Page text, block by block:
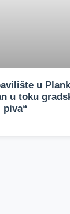
u
u toku
piva“